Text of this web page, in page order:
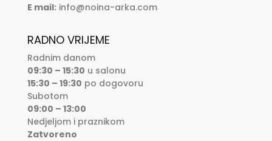
E mail: info@noina-arka.com
RADNO VRIJEME
Radnim danom
09:30 – 15:30 u salonu
15:30 – 19:30 po dogovoru
Subotom
09:00 – 13:00
Nedjeljom i praznikom
Zatvoreno